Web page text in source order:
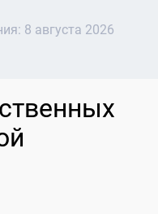
8 августа 2026